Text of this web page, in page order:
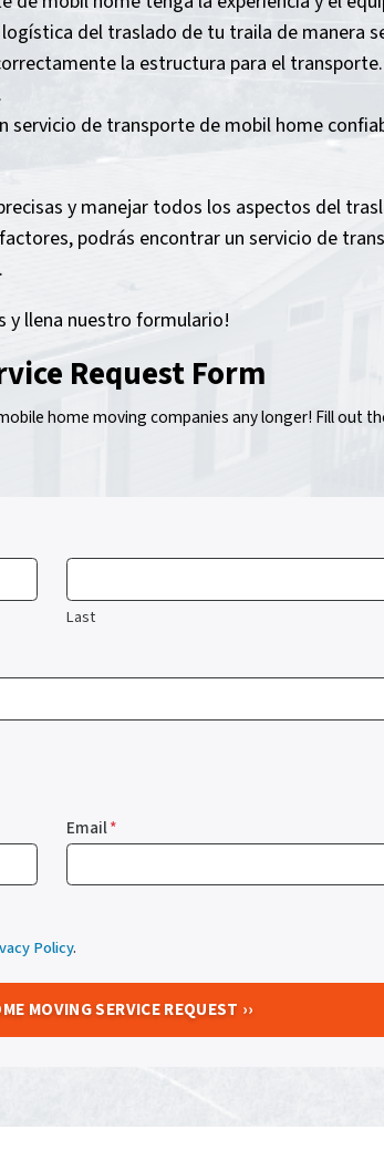
del traslado de tu traila de manera
la estructura para el
servicio de transporte de mobil home
y manejar todos los aspectos del
podrás encontrar un servicio de
y llena nuestro formulario!
Request Form
home moving companies any longer! Fill out
Last
Email*
Policy.